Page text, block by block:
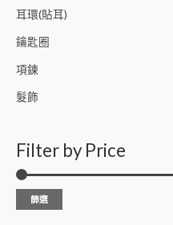
耳環(貼耳)
鑰匙圈
項鍊
髮飾
Filter by Price
篩選